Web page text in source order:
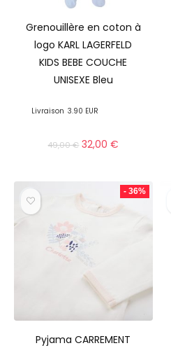
Grenouillère en coton à
logo KARL LAGERFELD
KIDS BEBE COUCHE
UNISEXE Bleu
Livraison 3.90 EUR
49,00€ 32,00€
- 36%
Pyjama CARREMENT